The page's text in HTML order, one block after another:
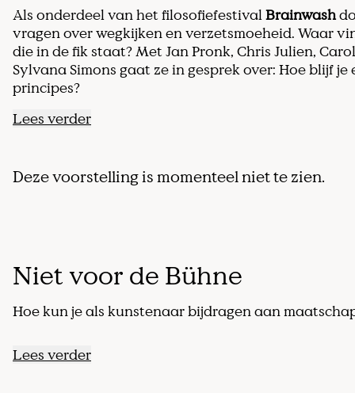
Als onderdeel van het filosofiefestivalBrainwash
vragen over wegkijken en verzetsmoeheid. Waar
die in de fik staat? Met Jan Pronk, Chris Julien,
Sylvana Simons gaat ze in gesprek over: Hoe blijf
principes?
Lees verder
Deze voorstelling is momenteel niet te zien.
Niet voor de Bühne
Hoe kun je als kunstenaar bijdragen aan
Lees verder